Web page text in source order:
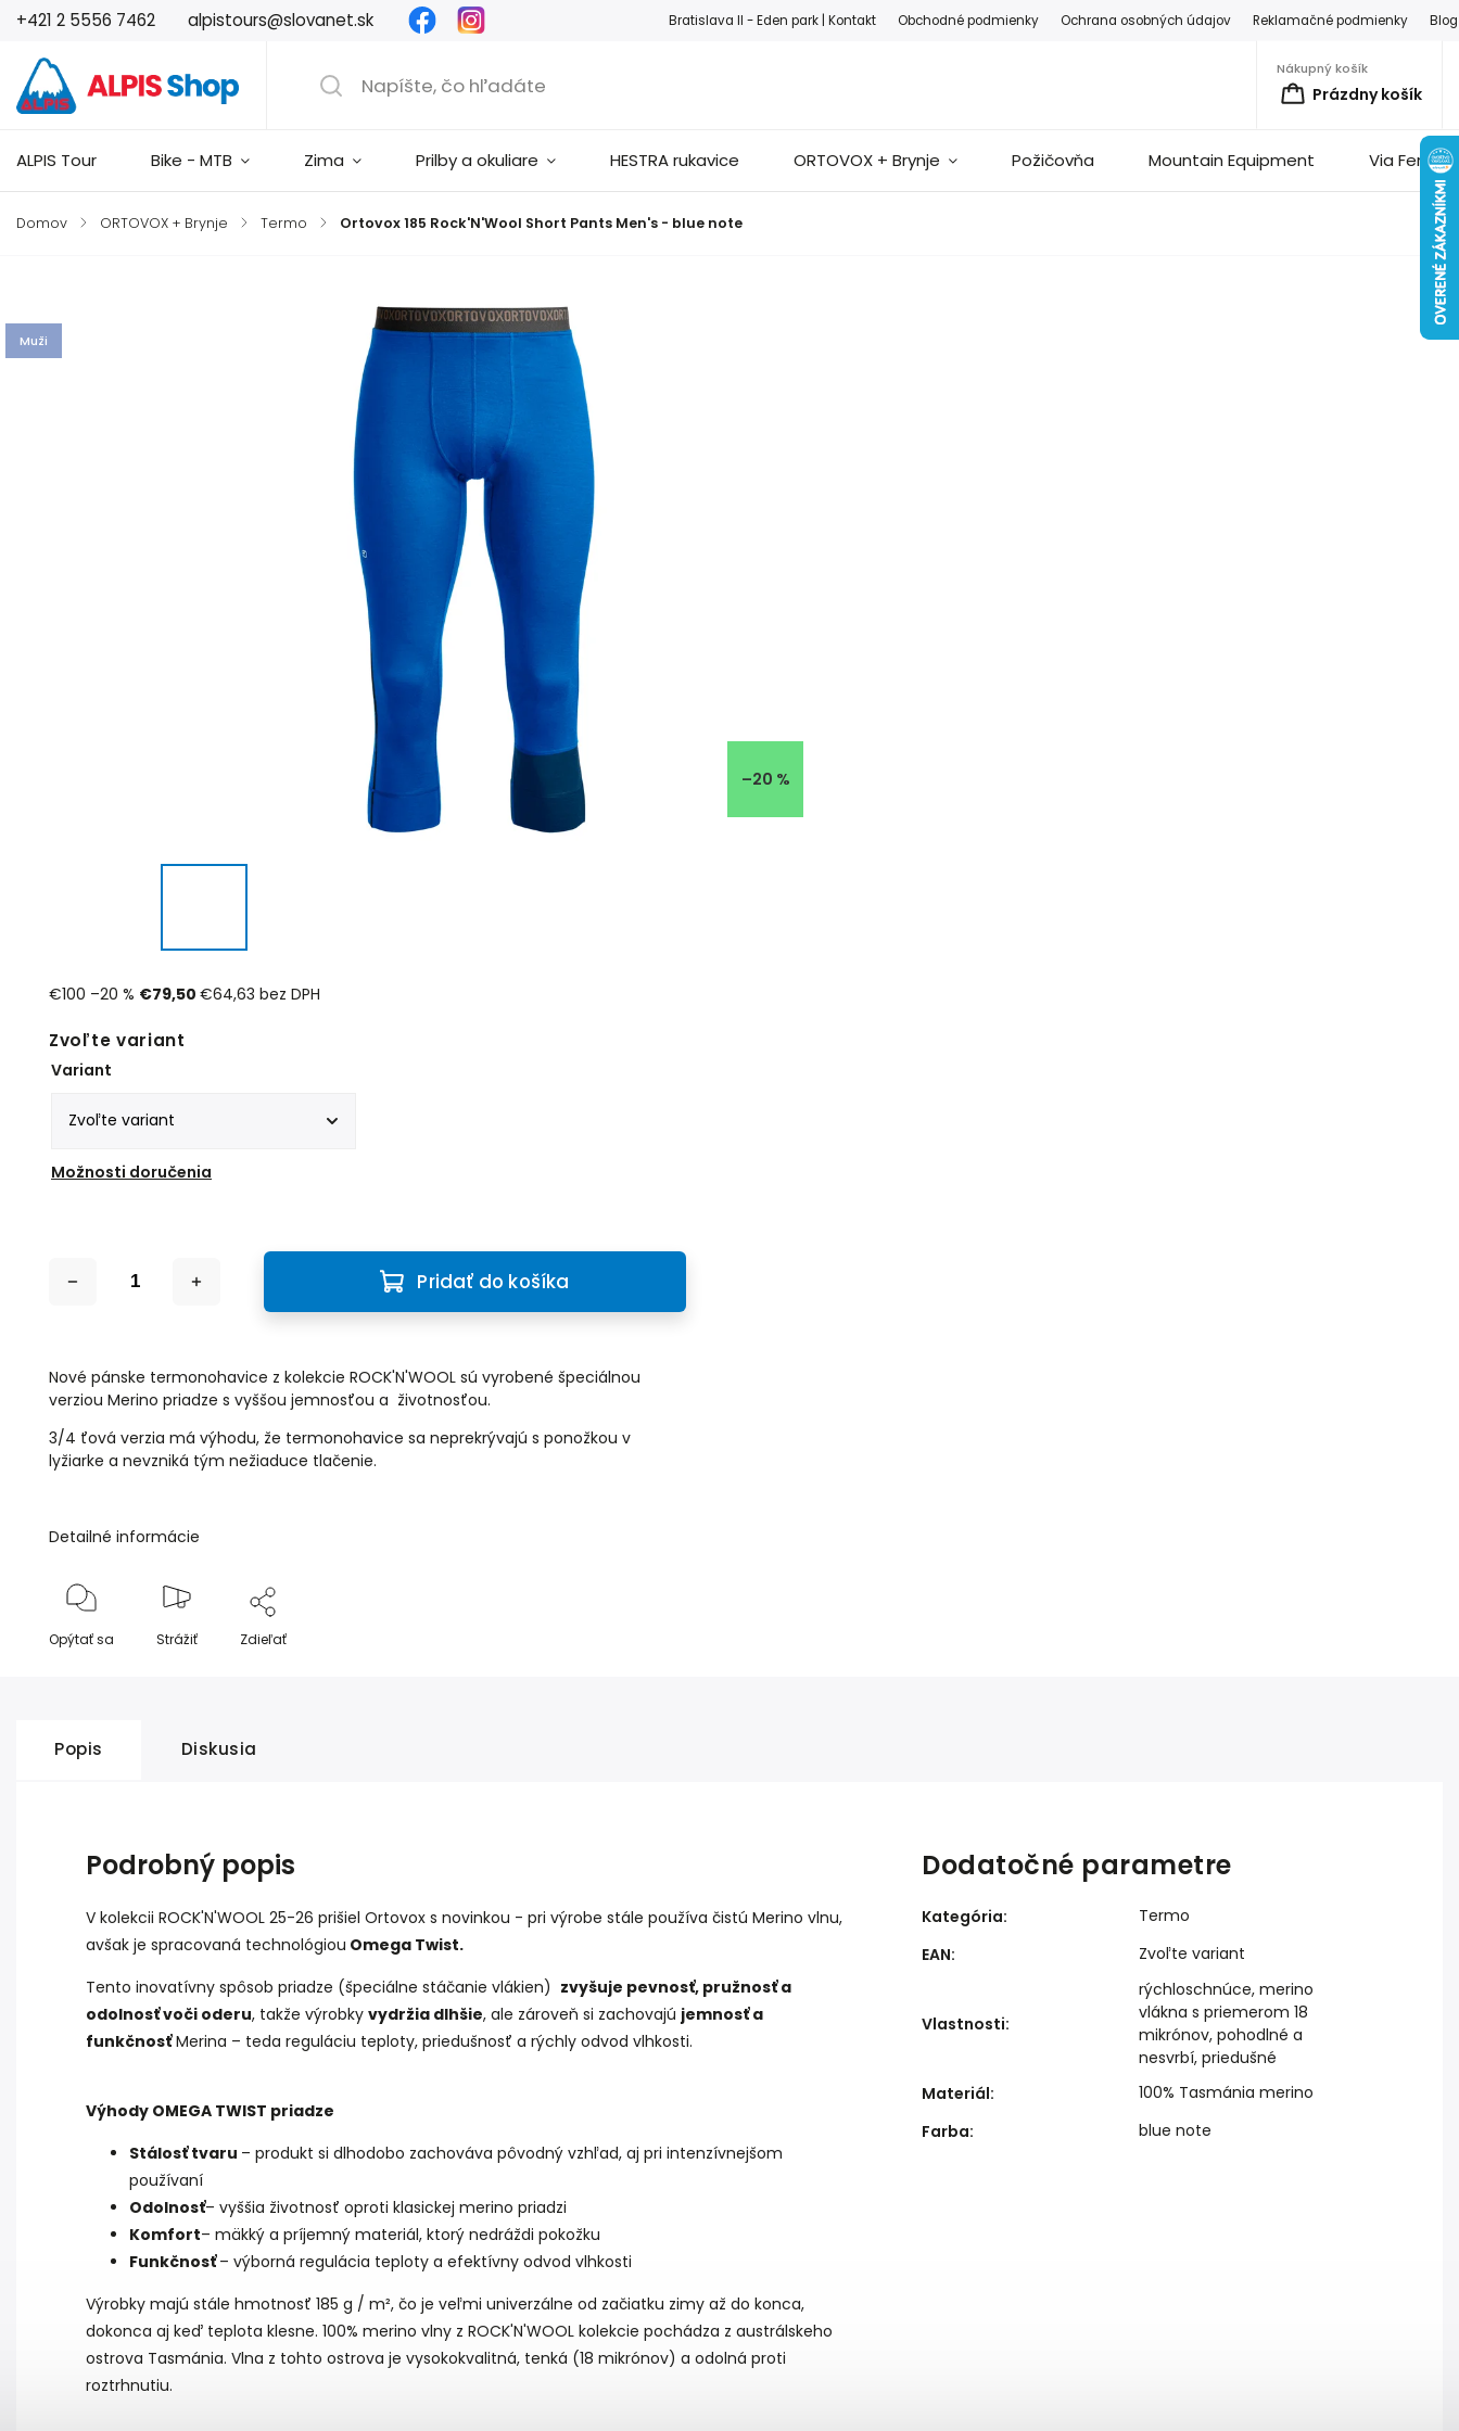
+421 2 5556 7462 alpistours@slovanet.sk Facebook Bratislava II - Eden park |Kontakt Obchodné podmienky Ochrana osobných údajov Reklamačné podmienky Blog
Nákupný košík
Prázdny košík
ALPIS Tour Bike - MTB Zima Prilby a okuliare HESTRA rukavice ORTOVOX + Brynje Požičovňa Mountain Equipment Via Ferrata
Domov / ORTOVOX + Brynje / Termo / Ortovox 185 Rock'N'Wool Short Pants Men's - blue note
Muži
–20 %
€100 –20 % €79,50€64,63 bez DPH
Zvoľte variant
Variant
Možnosti doručenia
Pridať do košíka
Nové pánske termonohavice z kolekcie ROCK'N'WOOL sú vyrobené špeciálnou
verziou Merino priadze s vyššou jemnosťou a životnosťou.
3/4 ťová verzia má výhodu, že termonohavice sa neprekrývajú s ponožkou v
lyžiarke a nevzniká tým nežiaduce tlačenie.
Detailné informácie
Opýtať sa Strážiť Zdieľať
Popis Diskusia
Podrobný popis
V kolekcii ROCK'N'WOOL 25-26 prišiel Ortovox s novinkou - pri výrobe stále používa čistú Merino vlnu,
avšak je spracovaná technológiou Omega Twist.
Tento inovatívny spôsob priadze (špeciálne stáčanie vlákien) zvyšuje pevnosť, pružnosť a
odolnosť voči oderu, takže výrobky vydržia dlhšie, ale zároveň si zachovajú jemnosť a
funkčnosťMerina – teda reguláciu teploty, priedušnosť a rýchly odvod vlhkosti.
Výhody OMEGA TWIST priadze
Stálosť tvaru – produkt si dlhodobo zachováva pôvodný vzhľad, aj pri intenzívnejšom
používaní
Odolnosť– vyššia životnosť oproti klasickej merino priadzi
Komfort– mäkký a príjemný materiál, ktorý nedráždi pokožku
Funkčnosť– výborná regulácia teploty a efektívny odvod vlhkosti
Výrobky majú stále hmotnosť 185 g / m², čo je veľmi univerzálne od začiatku zimy až do konca,
dokonca aj keď teplota klesne. 100% merino vlny z ROCK'N'WOOL kolekcie pochádza z austrálskeho
ostrova Tasmánia. Vlna z tohto ostrova je vysokokvalitná, tenká (18 mikrónov) a odolná proti
roztrhnutiu.
Dodatočné parametre
Kategória:
Termo
EAN: Zvoľte variant
Vlastnosti:
rýchloschnúce, merino
vlákna s priemerom 18
mikrónov, pohodlné a
nesvrbí, priedušné
Materiál:
100% Tasmánia merino
Farba: blue note